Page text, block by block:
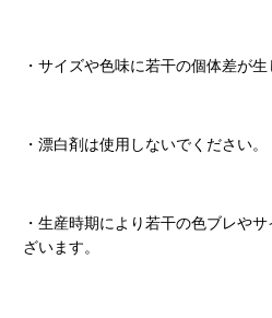
・サイズや色味に若干の個体差が生
・漂白剤は使用しないでください。
・生産時期により若干の色ブレや
ざいます。